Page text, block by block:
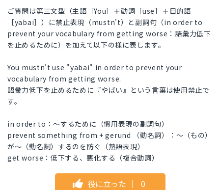
ご質問は第三文型（主語［You］＋動詞［use］＋目的語
［yabai］）に禁止表現（mustn't）と副詞句（in order to
prevent your vocabulary from getting worse：語彙力低下
を止めるために）を加えて以下の様に表します。
You mustn't use "yabai" in order to prevent your
vocabulary from getting worse.
語彙力低下を止めるために『やばい』という言葉は使用禁止で
す。
in order to：～するために（慣用表現の副詞句）
prevent something from + gerund （動名詞）：～（もの）
が～（動名詞）するのを防ぐ（熟語表現）
get worse：低下する、悪化する（複合動詞）
役に立った ｜ 0